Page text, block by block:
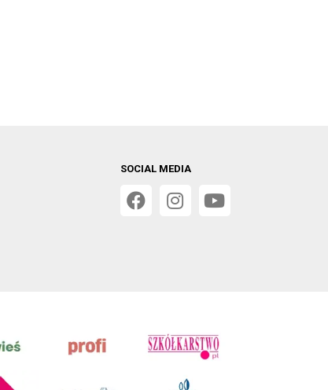
SOCIAL MEDIA